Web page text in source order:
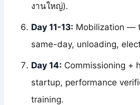
งานใหญ่).
Day 11-13: Mobilization —
same-day, unloading,
Day 14: Commissioning +
startup, performance
training.